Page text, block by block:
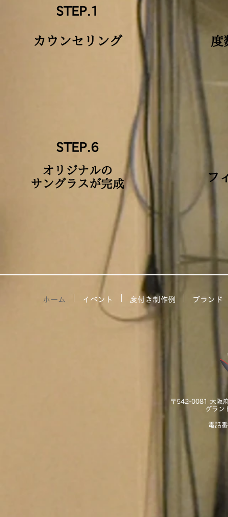
STEP.1
カウンセリング 度
STEP.6
オリジナルの
サングラスが完成
フ
ホーム イベント 度付き制作例 ブランド
〒542-0081 大阪
グラン
電話